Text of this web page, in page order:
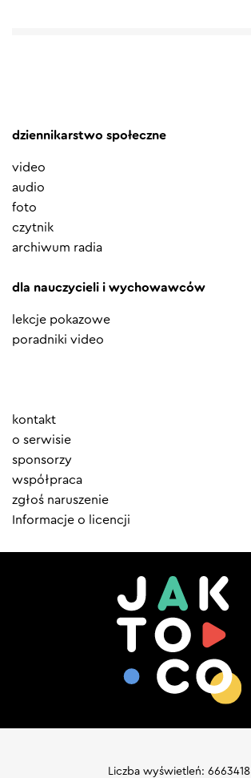
dziennikarstwo społeczne
video
audio
foto
czytnik
archiwum radia
dla nauczycieli i wychowawców
lekcje pokazowe
poradniki video
Element
menu
kontakt
o serwisie
sponsorzy
współpraca
zgłoś naruszenie
Informacje o licencji
Liczba wyświetleń: 6663418